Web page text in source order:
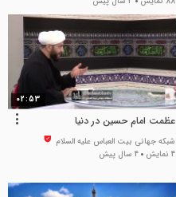
02:53
عظمت امام حسین در دنیا
شبکه جهانی بیت العباس علیه السلام
4 نمایش
4 سال پیش